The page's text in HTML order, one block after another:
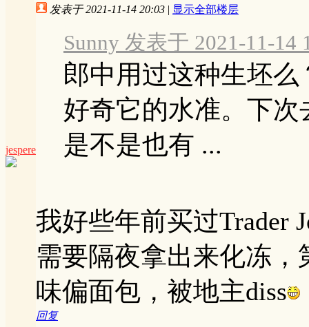
jespere
发表于 2021-11-14 20:03 | 显示全部楼层
Sunny 发表于 2021-11-14
郎中用过这种生坯
好奇它的水准。下次
是不是也有 ...
我好些年前买过Trader
需要隔夜拿出来化冻
味偏面包，被地主diss
回复